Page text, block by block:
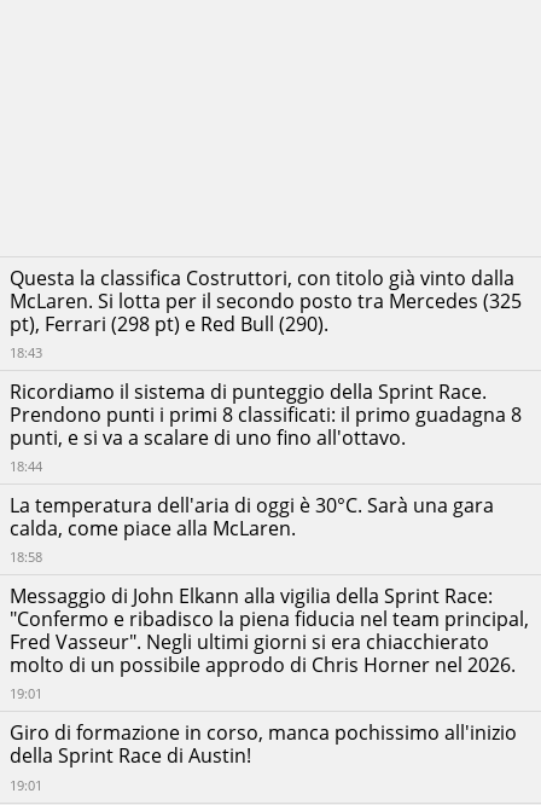
Giro di formazione in corso, manca pochissimo all'inizio
della Sprint Race di Austin!
19:01
Messaggio di John Elkann alla vigilia della Sprint Race:
"Confermo e ribadisco la piena fiducia nel team principal,
Fred Vasseur". Negli ultimi giorni si era chiacchierato
molto di un possibile approdo di Chris Horner nel 2026.
19:01
La temperatura dell'aria di oggi è 30°C. Sarà una gara
calda, come piace alla McLaren.
18:58
Ricordiamo il sistema di punteggio della Sprint Race.
Prendono punti i primi 8 classificati: il primo guadagna 8
punti, e si va a scalare di uno fino all'ottavo.
18:44
Questa la classifica Costruttori, con titolo già vinto dalla
McLaren. Si lotta per il secondo posto tra Mercedes (325
pt), Ferrari (298 pt) e Red Bull (290).
18:43
F1
Team
Gabriel
Bortoleto
Team Kick
Sauber
Isack
Hadjar
Visa
App
Racing
Bulls
Formula
Team
+00:00:06.228
Nico
Hülkenberg
Stake F1
Team Kick
Sauber
+00:00:06.624
Colapinto
BWT Alpine
F1 Team
+00:00:08.006